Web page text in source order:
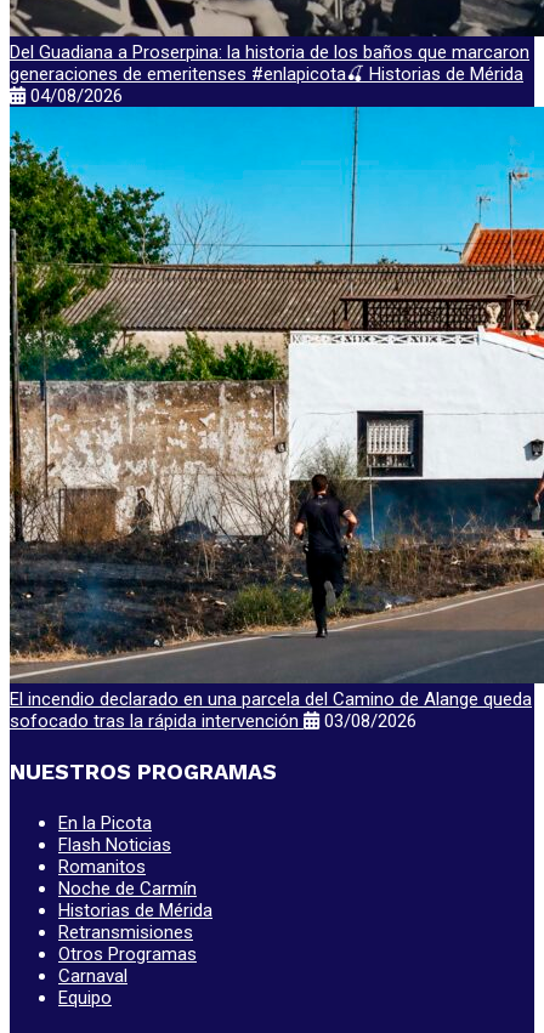
Del Guadiana a Proserpina: la historia de los baños que marcaron
generaciones de emeritenses #enlapicota🍒 Historias de Mérida
04/08/2026
El incendio declarado en una parcela del Camino de Alange queda
sofocado tras la rápida intervención
03/08/2026
NUESTROS PROGRAMAS
En la Picota
Flash Noticias
Romanitos
Noche de Carmín
Historias de Mérida
Retransmisiones
Otros Programas
Carnaval
Equipo